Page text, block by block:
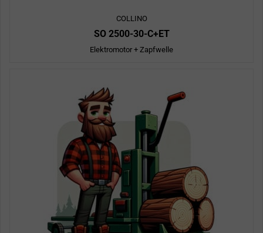
COLLINO
SO 2500-30-C+ET
Elektromotor + Zapfwelle